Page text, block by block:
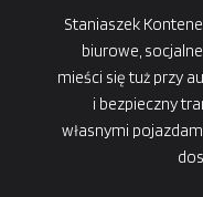
Staniaszek
biurowe,
mieści się tuż przy
i bezpieczny
własnymi